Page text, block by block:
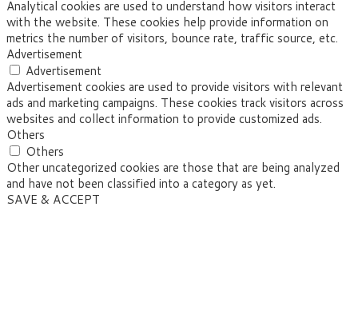
Analytical cookies are used to understand how visitors interact
with the website. These cookies help provide information on
metrics the number of visitors, bounce rate, traffic source, etc.
Advertisement
Advertisement
Advertisement cookies are used to provide visitors with relevant
ads and marketing campaigns. These cookies track visitors across
websites and collect information to provide customized ads.
Others
Others
Other uncategorized cookies are those that are being analyzed
and have not been classified into a category as yet.
SAVE & ACCEPT